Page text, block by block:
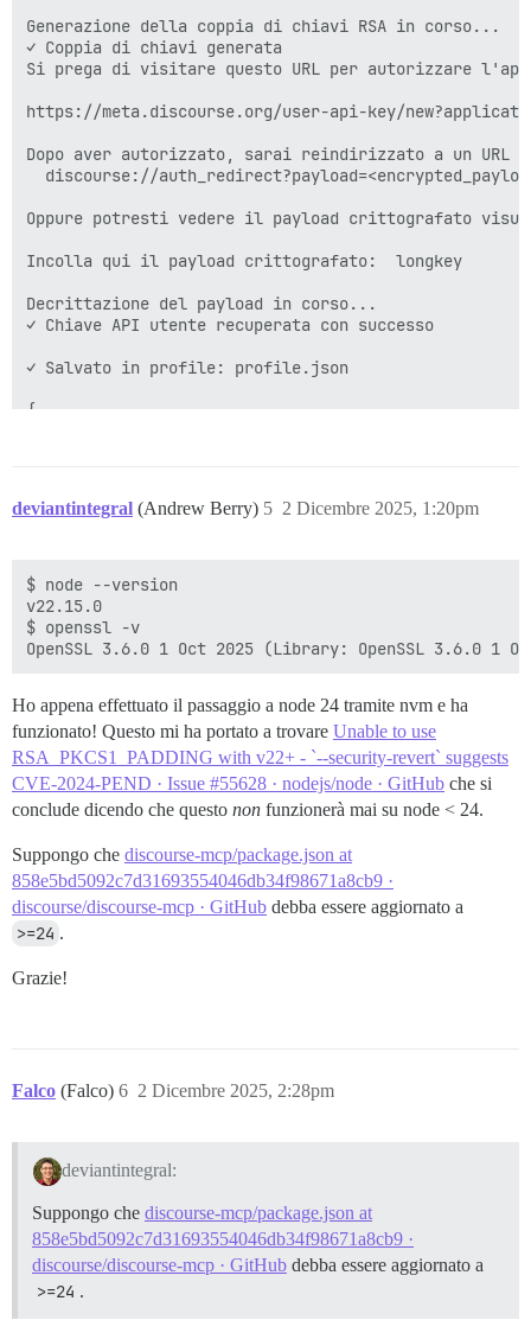
Generazione della coppia di chiavi RSA in corso...
✓ Coppia di chiavi generata
Si prega di visitare questo URL per autorizzare
https://meta.discourse.org/user-api-key/
Dopo aver autorizzato, sarai reindirizzato a un URL
discourse://
Oppure potresti vedere il payload crittografato
Incolla qui il payload crittografato:  longkey
Decrittazione del payload in corso...
✓ Chiave API utente recuperata con successo
✓ Salvato in profile: profile.json
{
◄ 16s ◎ node --version
◄ 0s ◎ openssl --version
deviantintegral (Andrew Berry) 2 Dicembre 2025, 1:20pm
5
$ node --version
v22.15.0
$ openssl -v
Ho appena effettuato il passaggio a node 24 tramite nvm e ha
funzionato! Questo mi ha portato a trovare Unable to use
RSA_PKCS1_PADDING with v22+ - `--security-revert` suggests
CVE-2024-PEND · Issue #55628 · nodejs/node · GitHub che si
conclude dicendo che questo non funzionerà mai su node < 24.
Suppongo che discourse-mcp/package.json at
858e5bd5092c7d31693554046db34f98671a8cb9 ·
discourse/discourse-mcp · GitHub debba essere aggiornato a
>=24 .
Grazie!
Falco (Falco) 2 Dicembre 2025, 2:28pm
6
deviantintegral:
Suppongo che discourse-mcp/package.json at
858e5bd5092c7d31693554046db34f98671a8cb9 ·
discourse/discourse-mcp · GitHub debba essere aggiornato a
>=24 .